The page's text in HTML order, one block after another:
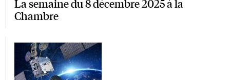
La semaine du 8 décembre 2025 à la
Chambre